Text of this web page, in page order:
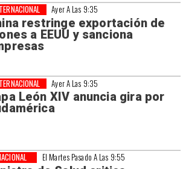
Ayer A Las 9:35
restringe exportación de
a EEUU y sanciona
Ayer A Las 9:35
León XIV anuncia gira por
El Martes Pasado A Las 9:55